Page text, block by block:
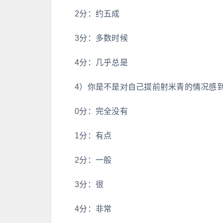
2分：约五成
3分：多数时候
4分：几乎总是
4）你是不是对自己提前射米青的情况感
0分：完全没有
1分：有点
2分：一般
3分：很
4分：非常